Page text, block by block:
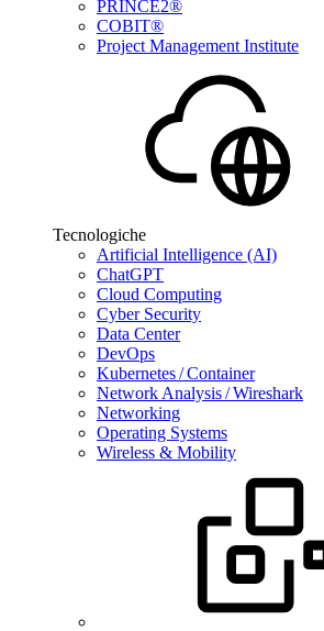
PRINCE2®
COBIT®
Project Management Institute
Tecnologiche
Artificial Intelligence (AI)
ChatGPT
Cloud Computing
Cyber Security
Data Center
DevOps
Kubernetes / Container
Network Analysis / Wireshark
Networking
Operating Systems
Wireless & Mobility